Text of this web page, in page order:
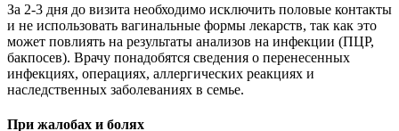
За 2-3 дня до визита необходимо исключить половые контакты
и не использовать вагинальные формы лекарств, так как это
может повлиять на результаты анализов на инфекции (ПЦР,
бакпосев). Врачу понадобятся сведения о перенесенных
инфекциях, операциях, аллергических реакциях и
наследственных заболеваниях в семье.
При жалобах и болях